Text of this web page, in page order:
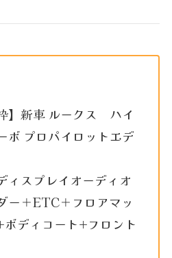
】新車 ルークス ハイ
ボ プロパイロットエデ
ィスプレイオーディオ
ー＋ETC＋フロアマッ
ボディコート+フロント